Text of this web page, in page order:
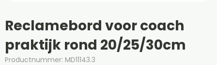
Reclamebord voor coach
praktijk rond 20/25/30cm
Productnummer: MD11143.3